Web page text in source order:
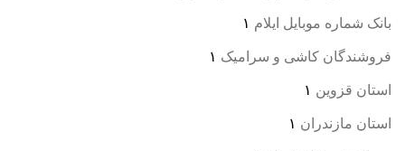
بانک شماره موبایل ایلام ۱
فروشندگان کاشی و سرامیک ۱
استان قزوین ۱
استان مازندران ۱